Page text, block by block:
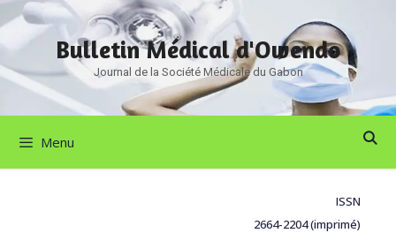
Bulletin Médical d'Owendo
Journal de la Société Médicale du Gabon
Menu
ISSN
2664-2204 (imprimé)